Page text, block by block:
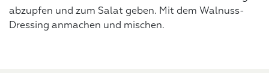
abzupfen und zum Salat geben. Mit dem Walnuss-
Dressing anmachen und mischen.